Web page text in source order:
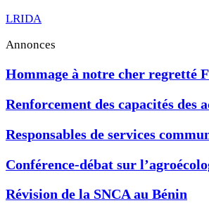
LRIDA
Annonces
Hommage à notre cher regretté
Renforcement des capacités
Responsables de services
Conférence-débat sur
Révision de la SNCA au Bénin